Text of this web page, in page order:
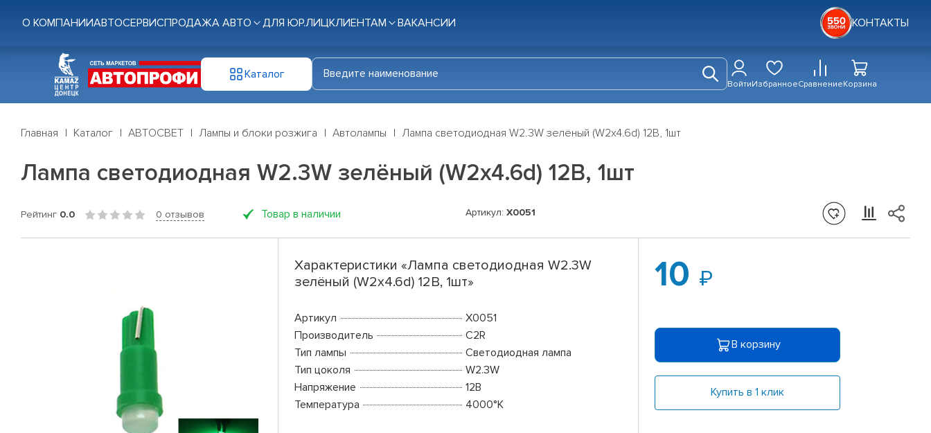
О КОМПАНИИАВТОСЕРВИСПРОДАЖА АВТО ДЛЯ ЮР.ЛИЦКЛИЕНТАМ ВАКАНСИИ КОНТАКТЫ
Каталог
ВойтиИзбранноеСравнениеКорзина
Главная Каталог АВТОСВЕТ Лампы и блоки розжига Автолампы Лампа светодиодная W2.3W зелёный (W2x4.6d) 12В, 1шт
Лампа светодиодная W2.3W зелёный (W2x4.6d) 12В, 1шт
Рейтинг 0.0 0 отзывов Товар в наличии Артикул: X0051
Характеристики «Лампа светодиодная W2.3W
зелёный (W2x4.6d) 12В, 1шт»
Артикул
X0051
Производитель
C2R
Тип лампы
Светодиодная лампа
Тип цоколя
W2.3W
Напряжение
12В
Температура
4000°K
10
В корзину
Купить в 1 клик